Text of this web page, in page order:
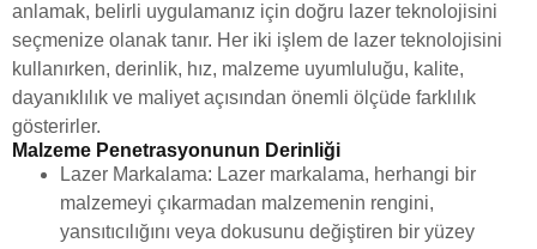
anlamak, belirli uygulamanız için doğru lazer teknolojisini
seçmenize olanak tanır. Her iki işlem de lazer teknolojisini
kullanırken, derinlik, hız, malzeme uyumluluğu, kalite,
dayanıklılık ve maliyet açısından önemli ölçüde farklılık
gösterirler.
Malzeme Penetrasyonunun Derinliği
Lazer Markalama: Lazer markalama, herhangi bir
malzemeyi çıkarmadan malzemenin rengini,
yansıtıcılığını veya dokusunu değiştiren bir yüzey